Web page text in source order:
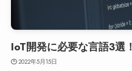
IoT開発に必要な言語3選！
2022年5月15日